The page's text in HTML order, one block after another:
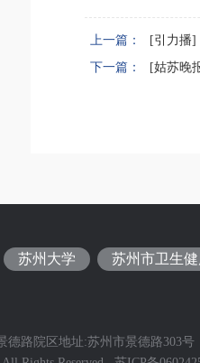
上一篇：
[引力播]
下一篇：
[姑苏晚
苏州大学 苏州市卫生
路院区地址:苏州市景德路303号